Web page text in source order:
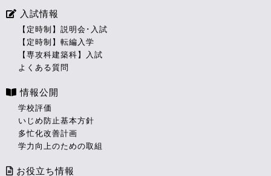
入試情報
【定時制】説明会･入試
【定時制】転編入学
【専攻科建築科】入試
よくある質問
情報公開
学校評価
いじめ防止基本方針
多忙化改善計画
学力向上のための取組
お役立ち情報